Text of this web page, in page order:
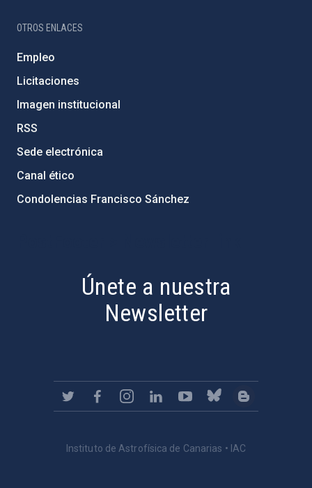
OTROS ENLACES
Empleo
Licitaciones
Imagen institucional
RSS
Sede electrónica
Canal ético
Condolencias Francisco Sánchez
Únete a nuestra
Newsletter
Instituto de Astrofísica de Canarias • IAC